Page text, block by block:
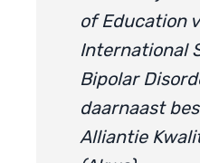
of Education
International
Bipolar
daarnaast
Alliantie